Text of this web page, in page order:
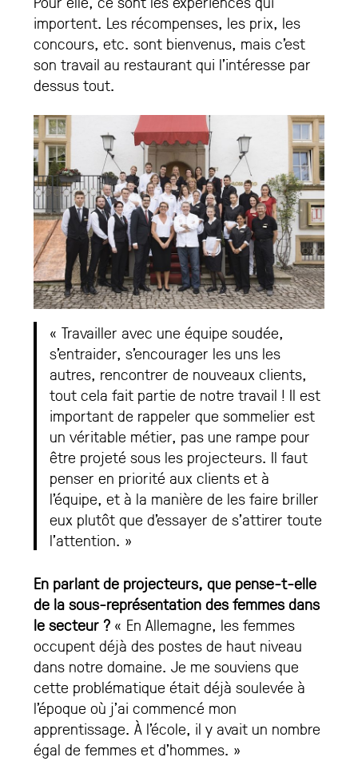
importent. Les récompenses, les prix, les
concours, etc. sont bienvenus, mais c’est
son travail au restaurant qui l’intéresse par
dessus tout.
« Travailler avec une équipe soudée,
s’entraider, s’encourager les uns les
autres, rencontrer de nouveaux clients,
tout cela fait partie de notre travail ! Il est
important de rappeler que sommelier est
un véritable métier, pas une rampe pour
être projeté sous les projecteurs. Il faut
penser en priorité aux clients et à
l’équipe, et à la manière de les faire briller
eux plutôt que d’essayer de s’attirer toute
l’attention. »
En parlant de projecteurs, que pense-t-elle
de la sous-représentation des femmes dans
le secteur ? « En Allemagne, les femmes
occupent déjà des postes de haut niveau
dans notre domaine. Je me souviens que
cette problématique était déjà soulevée à
l’époque où j’ai commencé mon
apprentissage. À l’école, il y avait un nombre
égal de femmes et d’hommes. »